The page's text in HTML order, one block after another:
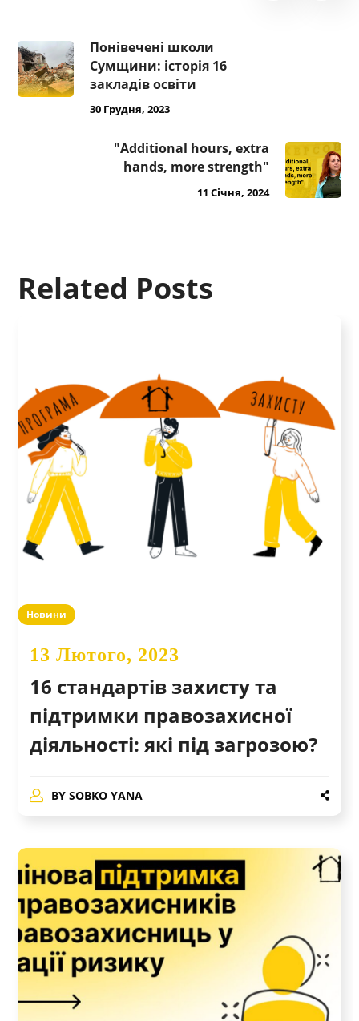
Понівечені школи
Сумщини: історія 16
закладів освіти
30 Грудня, 2023
"Additional hours, extra
hands, more strength"
11 Січня, 2024
Related Posts
Новини
13 Лютого, 2023
16 стандартів захисту та
підтримки правозахисної
діяльності: які під загрозою?
BY SOBKO YANA